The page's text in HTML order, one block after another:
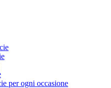
per ogni occasione